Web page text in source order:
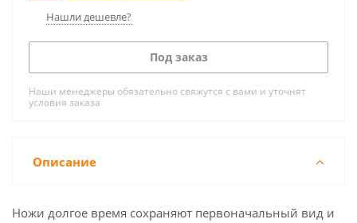
Нашли дешевле?
Под заказ
Наши менеджеры обязательно свяжутся с вами и уточнят
условия заказа
Описание
Ножи долгое время сохраняют первоначальный вид и